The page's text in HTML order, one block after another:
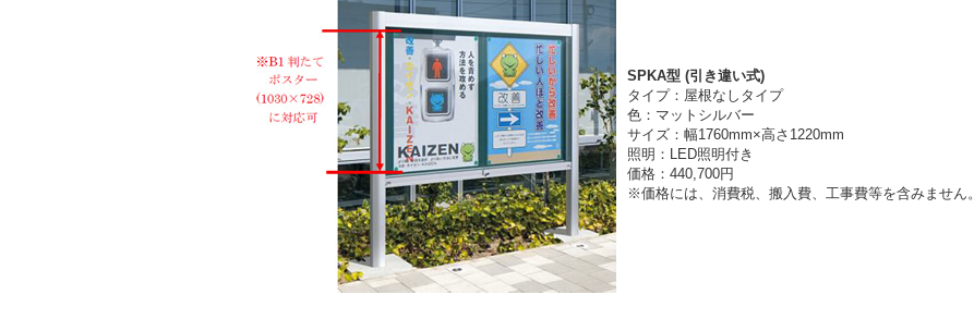
SPKA型 (引き違い式)
タイプ：屋根なしタイプ
色：マットシルバー
サイズ：幅1760mm×高さ1220mm
照明：LED照明付き
価格：440,700円
※価格には、消費税、搬入費、工事費等を含みません。